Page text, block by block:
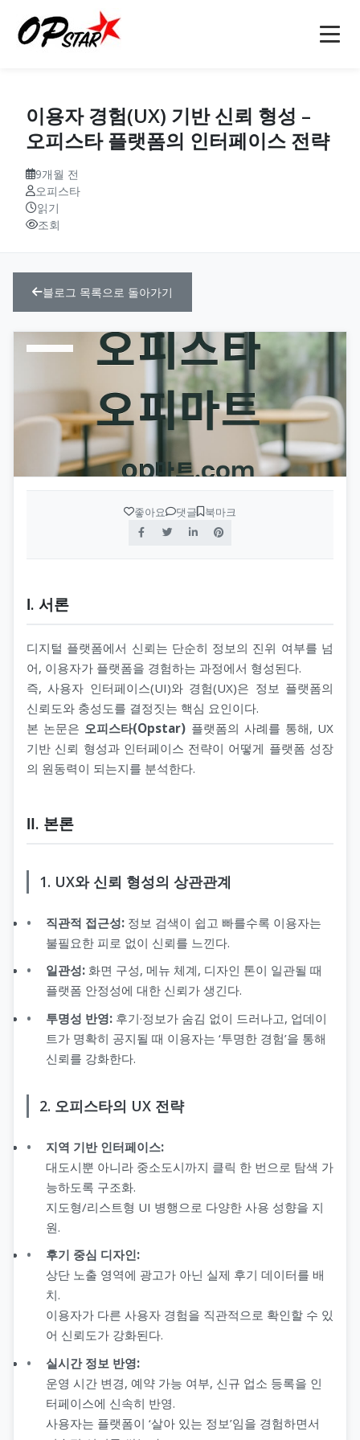
오피
역삼오피(역삼op)
선릉오피(선릉op)
인천오피(인천op)
부천오피(부천op)
구미오피(구미op)
수원오피(수원op)
안산오피(안산op)
평택오피(평택op)
대구오피(대구op)
부산오피(부산op)
제주오피(제주op)
서울오피(서울op)
울산오피(울산op)
오피사이트
오피(OP)
오피 모음
오피사이트 순위
op사이트 순위
업소사이트
오피 순위
오피스타 최신주소
오피가이드
부산달리기(부달)
헬로밤
오피나라
오피 정보
마사지
안마
건마
휴게텔
스웨디시
습식마사지
아로마마사지
스포츠마사지
타이마사지
블로그
문의
이용자 경험(UX) 기반 신뢰 형성 –
오피스타 플랫폼의 인터페이스 전략
9개월 전
오피스타
읽기
조회
블로그 목록으로 돌아가기
좋아요 댓글 북마크
Ⅰ. 서론
디지털 플랫폼에서 신뢰는 단순히 정보의 진위 여부를 넘
어, 이용자가 플랫폼을 경험하는 과정에서 형성된다.
즉, 사용자 인터페이스(UI)와 경험(UX)은 정보 플랫폼의
신뢰도와 충성도를 결정짓는 핵심 요인이다.
본 논문은 오피스타(Opstar) 플랫폼의 사례를 통해, UX
기반 신뢰 형성과 인터페이스 전략이 어떻게 플랫폼 성장
의 원동력이 되는지를 분석한다.
Ⅱ. 본론
1. UX와 신뢰 형성의 상관관계
직관적 접근성: 정보 검색이 쉽고 빠를수록 이용자는
불필요한 피로 없이 신뢰를 느낀다.
일관성: 화면 구성, 메뉴 체계, 디자인 톤이 일관될 때
플랫폼 안정성에 대한 신뢰가 생긴다.
투명성 반영: 후기·정보가 숨김 없이 드러나고, 업데이
트가 명확히 공지될 때 이용자는 ‘투명한 경험’을 통해
신뢰를 강화한다.
2. 오피스타의 UX 전략
지역 기반 인터페이스:
대도시뿐 아니라 중소도시까지 클릭 한 번으로 탐색 가
능하도록 구조화.
지도형/리스트형 UI 병행으로 다양한 사용 성향을 지
원.
후기 중심 디자인:
상단 노출 영역에 광고가 아닌 실제 후기 데이터를 배
치.
이용자가 다른 사용자 경험을 직관적으로 확인할 수 있
어 신뢰도가 강화된다.
실시간 정보 반영:
운영 시간 변경, 예약 가능 여부, 신규 업소 등록을 인
터페이스에 신속히 반영.
사용자는 플랫폼이 ‘살아 있는 정보’임을 경험하면서